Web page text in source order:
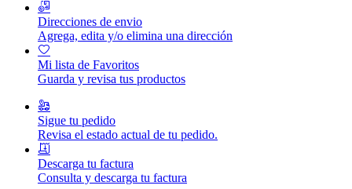
Direcciones de envio
Agrega, edita y/o elimina una dirección
Mi lista de Favoritos
Guarda y revisa tus productos
Sigue tu pedido
Revisa el estado actual de tu pedido.
Descarga tu factura
Consulta y descarga tu factura